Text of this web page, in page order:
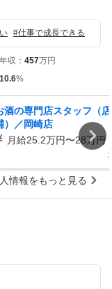
#仕事で成長できる
収： 457万円
10.6%
酒の専門店スタッフ（
）／岡崎店
月給25.2万円〜28万円
情報をもっと見る